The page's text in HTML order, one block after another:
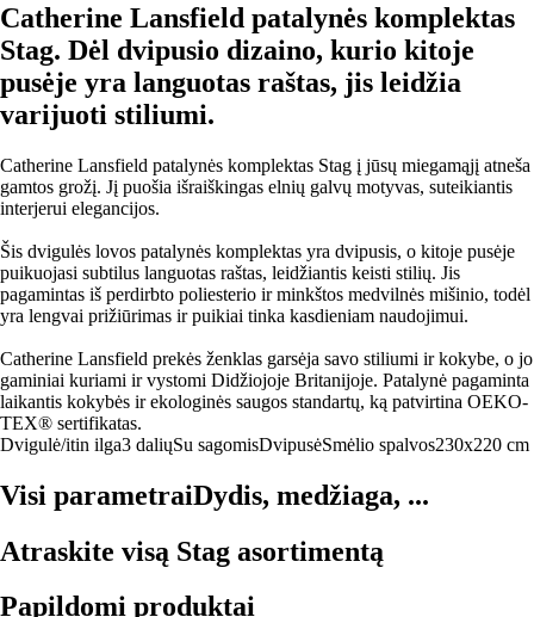
Catherine Lansfield patalynės komplektas
Stag. Dėl dvipusio dizaino, kurio kitoje
pusėje yra languotas raštas, jis leidžia
varijuoti stiliumi.
Catherine Lansfield patalynės komplektas Stag į jūsų miegamąjį atneša
gamtos grožį. Jį puošia išraiškingas elnių galvų motyvas, suteikiantis
interjerui elegancijos.
Šis dvigulės lovos patalynės komplektas yra dvipusis, o kitoje pusėje
puikuojasi subtilus languotas raštas, leidžiantis keisti stilių. Jis
pagamintas iš perdirbto poliesterio ir minkštos medvilnės mišinio, todėl
yra lengvai prižiūrimas ir puikiai tinka kasdieniam naudojimui.
Catherine Lansfield prekės ženklas garsėja savo stiliumi ir kokybe, o jo
gaminiai kuriami ir vystomi Didžiojoje Britanijoje. Patalynė pagaminta
laikantis kokybės ir ekologinės saugos standartų, ką patvirtina OEKO-
TEX® sertifikatas.
Dvigulė/itin ilga3 daliųSu sagomisDvipusėSmėlio spalvos230x220 cm
Visi parametraiDydis, medžiaga, ...
Atraskite visą Stag asortimentą
Papildomi produktai